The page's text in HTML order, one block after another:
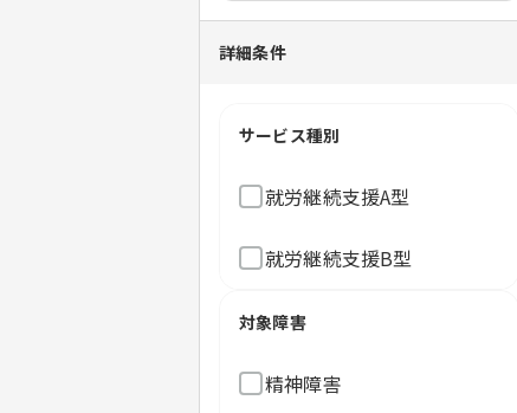
詳細条件
サービス種別
就労継続支援A型
就労継続支援B型
対象障害
精神障害